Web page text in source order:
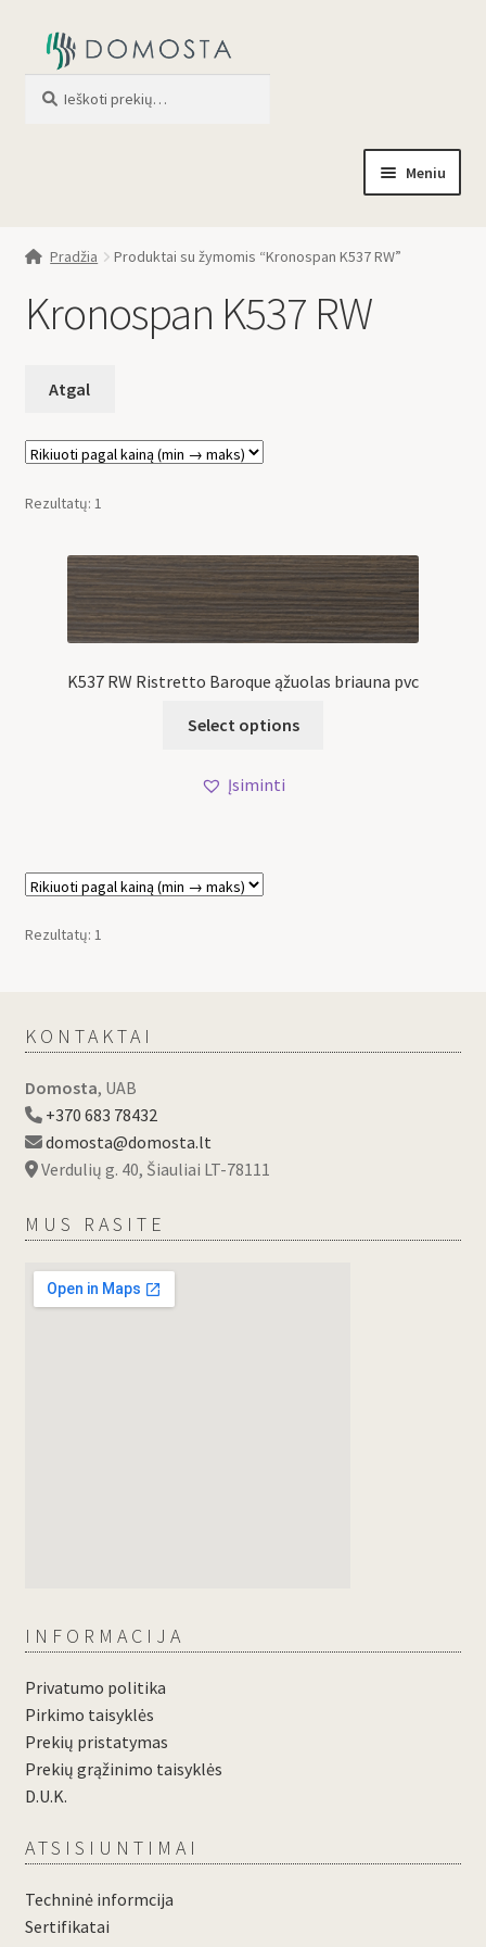
Meniu
Profilis
Pradžia Produktai su žymomis “Kronospan K537 RW”
Kronospan K537 RW
Rezultatų: 1
K537 RW Ristretto Baroque ąžuolas briauna pvc
Select options
Įsiminti
Rezultatų: 1
KONTAKTAI
Domosta, UAB
+370 683 78432
domosta@domosta.lt
Verdulių g. 40, Šiauliai LT-78111
MUS RASITE
INFORMACIJA
Privatumo politika
Pirkimo taisyklės
Prekių pristatymas
Prekių grąžinimo taisyklės
D.U.K.
ATSISIUNTIMAI
Techninė informcija
Sertifikatai